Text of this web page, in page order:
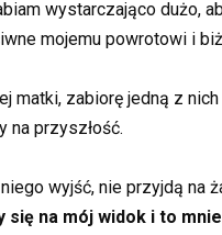
wystarczająco dużo,
mojemu powrotowi i
matki, zabiorę jedną z
na przyszłość.
wyjść, nie przyjdą na
się na mój widok i to